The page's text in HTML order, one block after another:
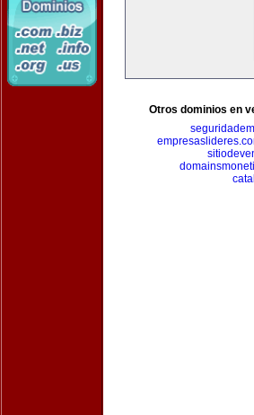
Otros dominios en